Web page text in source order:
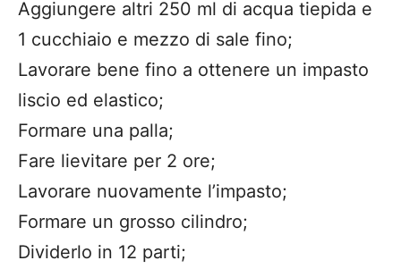
Aggiungere altri 250 ml di acqua tiepida e
1 cucchiaio e mezzo di sale fino;
Lavorare bene fino a ottenere un impasto
liscio ed elastico;
Formare una palla;
Fare lievitare per 2 ore;
Lavorare nuovamente l’impasto;
Formare un grosso cilindro;
Dividerlo in 12 parti;